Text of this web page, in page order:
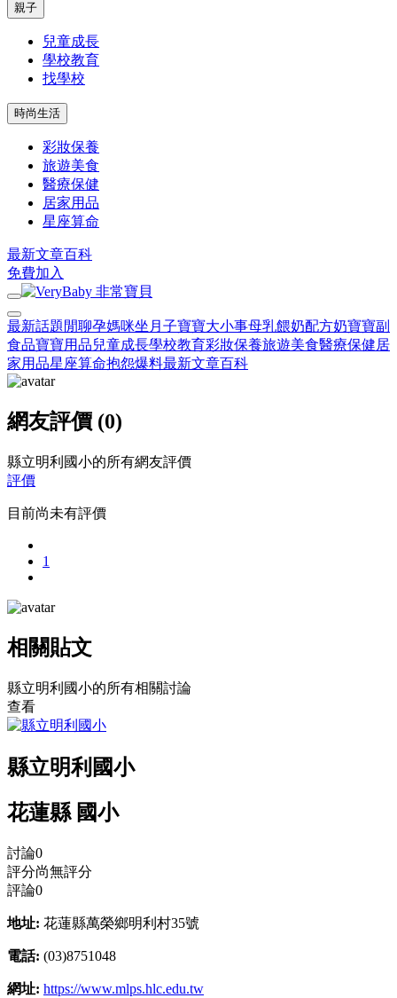
親子
兒童成長
學校教育
找學校
時尚生活
彩妝保養
旅遊美食
醫療保健
居家用品
星座算命
最新文章百科
免費加入
最新話題 閒聊孕媽咪坐月子寶寶大小事母乳餵奶配方奶寶寶副
食品寶寶用品兒童成長學校教育彩妝保養旅遊美食醫療保健居
家用品星座算命抱怨爆料最新文章百科
網友評價 (0)
縣立明利國小的所有網友評價
評價
目前尚未有評價
1
相關貼文
縣立明利國小的所有相關討論
查看
縣立明利國小
花蓮縣 國小
討論0
評分尚無評分
評論0
地址: 花蓮縣萬榮鄉明利村35號
電話: (03)8751048
網址: https://www.mlps.hlc.edu.tw